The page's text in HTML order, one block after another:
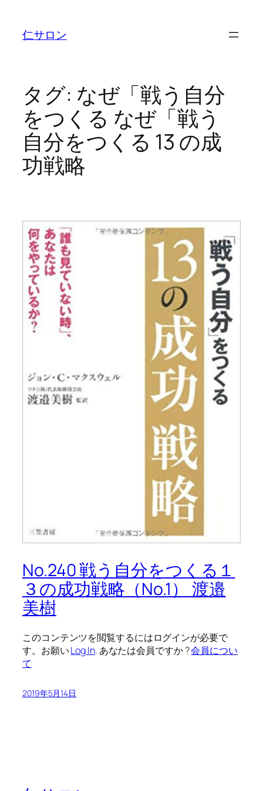
仁サロン
タグ: なぜ「戦う自分
をつくる なぜ「戦う
自分をつくる 13 の成
功戦略
No.240 戦う自分をつくる１
３の成功戦略（No.1） 渡邉
美樹
このコンテンツを閲覧するにはログインが必要で
す。お願いLog In. あなたは会員ですか ?会員につい
て
2019年5月14日